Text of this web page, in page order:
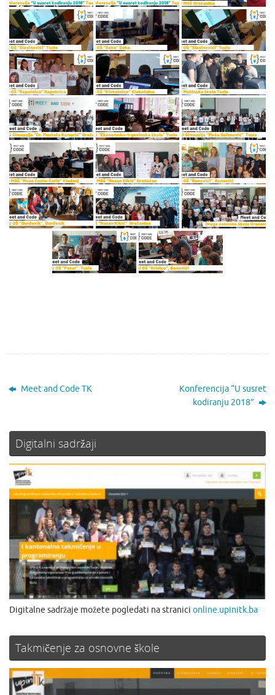
Meet and Code TK
Konferencija “U susret
kodiranju 2018”
Digitalni sadržaji
Digitalne sadržaje možete pogledati na stranici online.upinitk.ba
Takmičenje za osnovne škole